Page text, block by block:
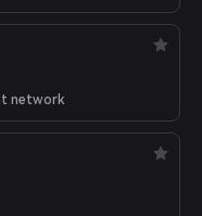
network